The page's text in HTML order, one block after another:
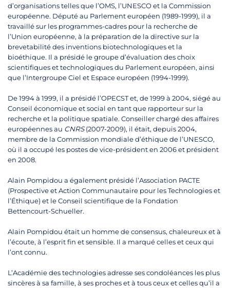
d’organisations telles que l’OMS, l’UNESCO et la Commission
européenne. Député au Parlement européen (1989-1999), il a
travaillé sur les programmes-cadres pour la recherche de
l’Union européenne, à la préparation de la directive sur la
brevetabilité des inventions biotechnologiques et la
bioéthique. Il a présidé le groupe d’évaluation des choix
scientifiques et technologiques du Parlement européen, ainsi
que l’Intergroupe Ciel et Espace européen (1994-1999).
De 1994 à 1999, il a présidé l’OPECST et, de 1999 à 2004, siégé au
Conseil économique et social en tant que rapporteur sur la
recherche et la politique spatiale. Conseiller chargé des affaires
européennes au CNRS(2007-2009), il était, depuis 2004,
membre de la Commission mondiale d’éthique de l’UNESCO,
où il a occupé les postes de vice-président en 2006 et président
en 2008.
Alain Pompidou a également présidé l’Association PACTE
(Prospective et Action Communautaire pour les Technologies et
l’Éthique) et le Conseil scientifique de la Fondation
Bettencourt-Schueller.
Alain Pompidou était un homme de consensus, chaleureux et à
l’écoute, à l’esprit fin et sensible. Il a marqué celles et ceux qui
l’ont connu.
L’Académie des technologies adresse ses condoléances les plus
sincères à sa famille, à ses proches et à tous ceux et celles qu’il a